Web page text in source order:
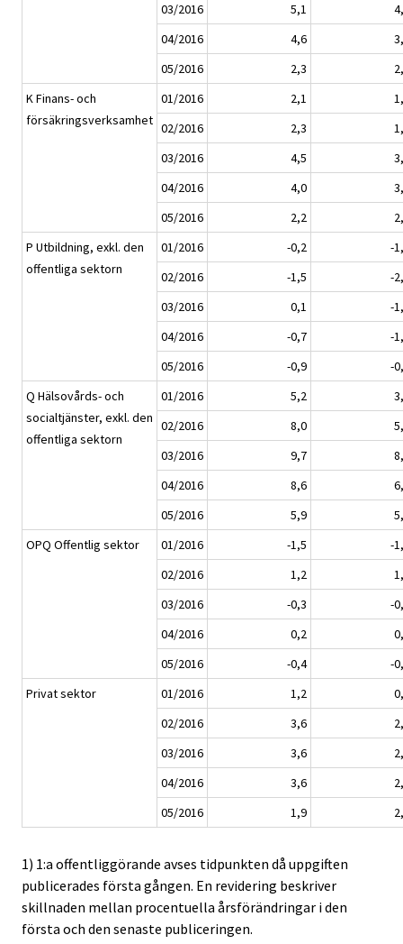
03/2016
5,1
04/2016
4,6
05/2016
2,3
K Finans- och
försäkringsverksamhet
01/2016 2,1
02/2016
2,3
03/2016
4,5
04/2016
4,0
05/2016
2,2
P Utbildning, exkl. den
offentliga sektorn
01/2016 -0,2
-
02/2016
-1,5
-
03/2016
0,1
-
04/2016
-0,7
-
05/2016
-0,9
-
Q Hälsovårds- och
socialtjänster, exkl. den
offentliga sektorn
01/2016 5,2
02/2016
8,0
03/2016
9,7
04/2016
8,6
05/2016
5,9
OPQ Offentlig sektor
01/2016 -1,5
-
02/2016
1,2
03/2016
-0,3
-
04/2016
0,2
05/2016
-0,4
-
Privat sektor
01/2016 1,2
02/2016
3,6
03/2016
3,6
04/2016
3,6
05/2016
1,9
1) 1:a offentliggörande avses tidpunkten då uppgiften
publicerades första gången. En revidering beskriver
skillnaden mellan procentuella årsförändringar i den
första och den senaste publiceringen.